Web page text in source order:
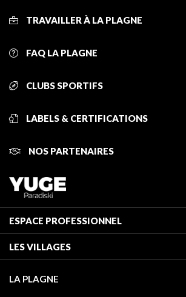
TRAVAILLER À LA PLAGNE
FAQ LA PLAGNE
CLUBS SPORTIFS
LABELS & CERTIFICATIONS
NOS PARTENAIRES
ESPACE PROFESSIONNEL
Classement des meublés
Taxe de séjour
LES VILLAGES
Montchavin - Les Coches
LA PLAGNE